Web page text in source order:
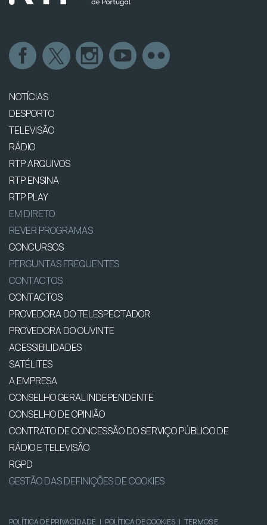
NOTÍCIAS
DESPORTO
TELEVISÃO
RÁDIO
RTP ARQUIVOS
RTP ENSINA
RTP PLAY
EM DIRETO
REVER PROGRAMAS
CONCURSOS
PERGUNTAS FREQUENTES
CONTACTOS
CONTACTOS
PROVEDORA DO TELESPECTADOR
PROVEDORA DO OUVINTE
ACESSIBILIDADES
SATÉLITES
A EMPRESA
CONSELHO GERAL INDEPENDENTE
CONSELHO DE OPINIÃO
CONTRATO DE CONCESSÃO DO SERVIÇO PÚBLICO DE
RÁDIO E TELEVISÃO
RGPD
GESTÃO DAS DEFINIÇÕES DE COOKIES
POLÍTICA DE PRIVACIDADE | POLÍTICA DE COOKIES | TERMOS E